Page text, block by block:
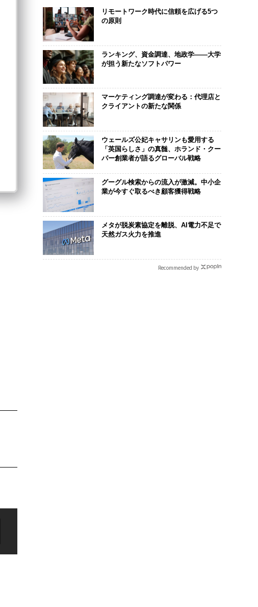
リモートワーク時代に信頼を広げる5つ
の原則
ランキング、資金調達、地政学——大学
が担う新たなソフトパワー
マーケティング調達が変わる：代理店と
クライアントの新たな関係
ウェールズ公妃キャサリンも愛用する
「英国らしさ」の真髄、ホランド・クー
パー創業者が語るグローバル戦略
グーグル検索からの流入が激減。中小企
業が今すぐ取るべき顧客獲得戦略
メタが脱炭素協定を離脱、AI電力不足で
天然ガス火力を推進
Recommended by